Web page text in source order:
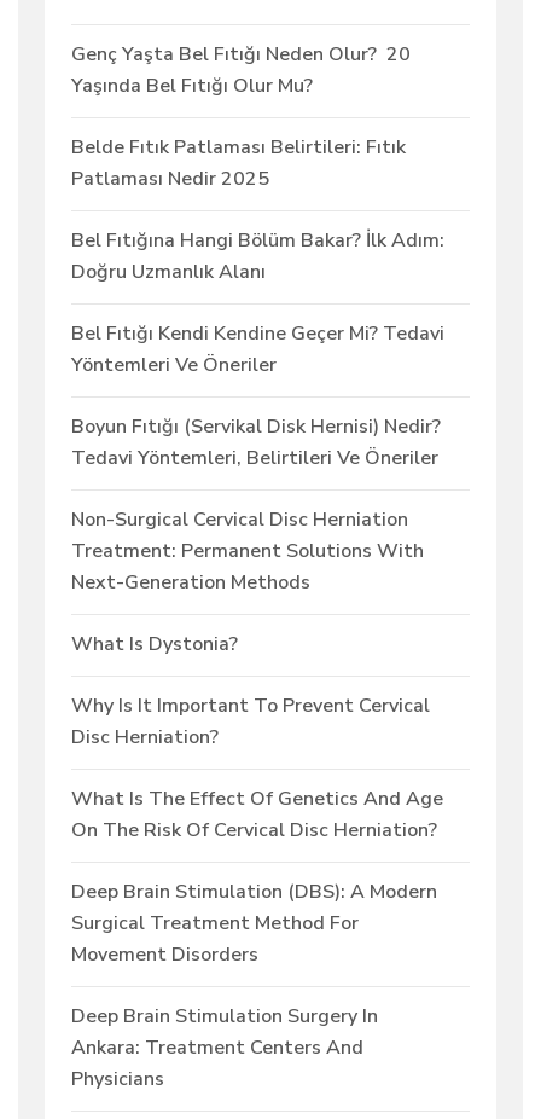
Genç Yaşta Bel Fıtığı Neden Olur? 20
Yaşında Bel Fıtığı Olur Mu?
Belde Fıtık Patlaması Belirtileri: Fıtık
Patlaması Nedir 2025
Bel Fıtığına Hangi Bölüm Bakar? İlk Adım:
Doğru Uzmanlık Alanı
Bel Fıtığı Kendi Kendine Geçer Mi? Tedavi
Yöntemleri Ve Öneriler
Boyun Fıtığı (Servikal Disk Hernisi) Nedir?
Tedavi Yöntemleri, Belirtileri Ve Öneriler
Non-Surgical Cervical Disc Herniation
Treatment: Permanent Solutions With
Next-Generation Methods
What Is Dystonia?
Why Is It Important To Prevent Cervical
Disc Herniation?
What Is The Effect Of Genetics And Age
On The Risk Of Cervical Disc Herniation?
Deep Brain Stimulation (DBS): A Modern
Surgical Treatment Method For
Movement Disorders
Deep Brain Stimulation Surgery In
Ankara: Treatment Centers And
Physicians